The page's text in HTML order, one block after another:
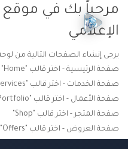
مرحباً بك في موقع
الإعلامي
يرجى إنشاء الصفحات التالية من
صفحة الرئيسية - اختر قالب "Home"
صفحة الخدمات - اختر قالب "Services"
صفحة الأعمال - اختر قالب "Portfolio"
صفحة المتجر - اختر قالب "Shop"
صفحة العروض - اختر قالب "Offers"